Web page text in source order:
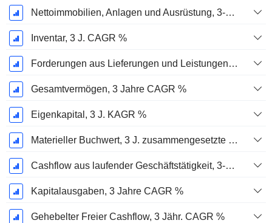
Nettoimmobilien, Anlagen und Ausrüstung, 3-Jahres-CAGR %
Inventar, 3 J. CAGR %
Forderungen aus Lieferungen und Leistungen, 3-Jahres-CAGR %
Gesamtvermögen, 3 Jahre CAGR %
Eigenkapital, 3 J. KAGR %
Materieller Buchwert, 3 J. zusammengesetzte jährliche Wachstumsrate %
Cashflow aus laufender Geschäftstätigkeit, 3-Jahres-CAGR %
Kapitalausgaben, 3 Jahre CAGR %
Gehebelter Freier Cashflow, 3 Jähr. CAGR %